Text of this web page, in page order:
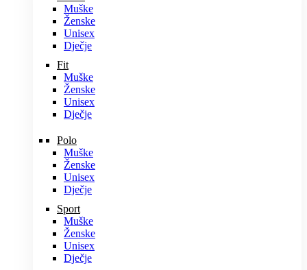
Muške
Ženske
Unisex
Dječje
Fit
Muške
Ženske
Unisex
Dječje
Polo
Muške
Ženske
Unisex
Dječje
Sport
Muške
Ženske
Unisex
Dječje